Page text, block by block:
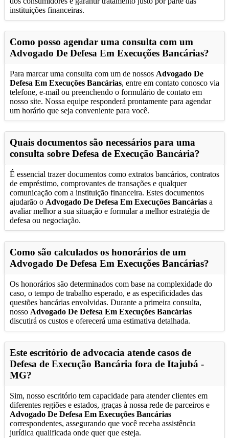
instituições financeiras.
Como posso agendar uma consulta com um
Advogado De Defesa Em Execuções Bancárias?
Para marcar uma consulta com um de nossos Advogado De
Defesa Em Execuções Bancárias, entre em contato conosco via
telefone, e-mail ou preenchendo o formulário de contato em
nosso site. Nossa equipe responderá prontamente para agendar
um horário que seja conveniente para você.
Quais documentos são necessários para uma
consulta sobre Defesa de Execução Bancária?
É essencial trazer documentos como extratos bancários, contratos
de empréstimo, comprovantes de transações e qualquer
comunicação com a instituição financeira. Estes documentos
ajudarão o Advogado De Defesa Em Execuções Bancárias a
avaliar melhor a sua situação e formular a melhor estratégia de
defesa ou negociação.
Como são calculados os honorários de um
Advogado De Defesa Em Execuções Bancárias?
Os honorários são determinados com base na complexidade do
caso, o tempo de trabalho esperado, e as especificidades das
questões bancárias envolvidas. Durante a primeira consulta,
nosso Advogado De Defesa Em Execuções Bancárias
discutirá os custos e oferecerá uma estimativa detalhada.
Este escritório de advocacia atende casos de
Defesa de Execução Bancária fora de Itajubá -
MG?
Sim, nosso escritório tem capacidade para atender clientes em
diferentes regiões e estados, graças à nossa rede de parceiros e
Advogado De Defesa Em Execuções Bancárias
correspondentes, assegurando que você receba assistência
jurídica qualificada onde quer que esteja.